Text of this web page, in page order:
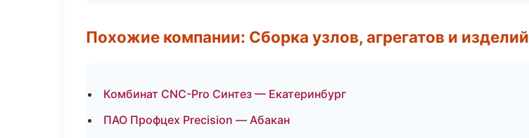
Похожие компании: Сборка узлов, агрегатов и изделий
Комбинат CNC-Pro Синтез — Екатеринбург
ПАО Профцех Precision — Абакан